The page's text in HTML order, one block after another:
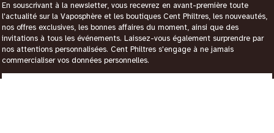
En souscrivant à la newsletter, vous recevrez en avant-première toute
l'actualité sur la Vaposphère et les boutiques Cent Philtres, les nouveautés,
nos offres exclusives, les bonnes affaires du moment, ainsi que des
invitations à tous les événements. Laissez-vous également surprendre par
nos attentions personnalisées. Cent Philtres s'engage à ne jamais
commercialiser vos données personnelles.